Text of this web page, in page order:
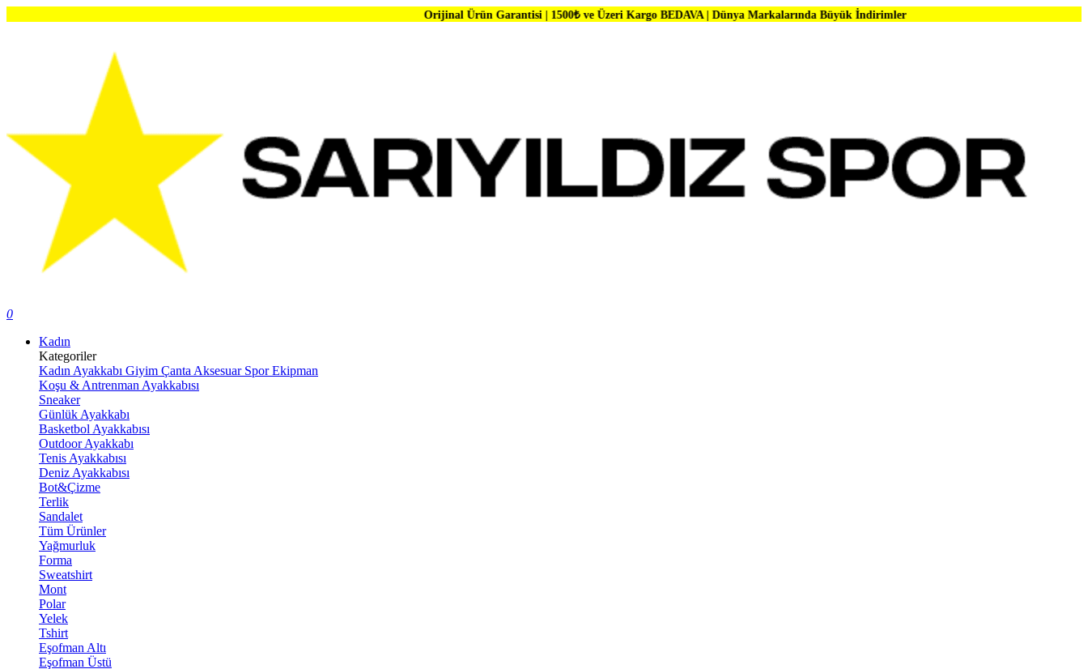
Orijinal Ürün Garantisi | 1500₺ ve Üzeri Kargo BEDAVA | Dünya Markalarında Büyük İndirimler
0
Kadın
Kategoriler
Kadın Ayakkabı Giyim Çanta Aksesuar Spor Ekipman
Koşu & Antrenman Ayakkabısı
Sneaker
Günlük Ayakkabı
Basketbol Ayakkabısı
Outdoor Ayakkabı
Tenis Ayakkabısı
Deniz Ayakkabısı
Bot&Çizme
Terlik
Sandalet
Tüm Ürünler
Yağmurluk
Forma
Sweatshirt
Mont
Polar
Yelek
Tshirt
Eşofman Altı
Eşofman Üstü